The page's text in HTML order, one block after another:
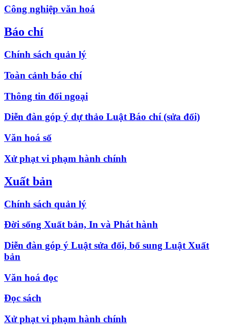
Công nghiệp văn hoá
Báo chí
Chính sách quản lý
Toàn cảnh báo chí
Thông tin đối ngoại
Diễn đàn góp ý dự thảo Luật Báo chí (sửa đổi)
Văn hoá số
Xử phạt vi phạm hành chính
Xuất bản
Chính sách quản lý
Đời sống Xuất bản, In và Phát hành
Diễn đàn góp ý Luật sửa đổi, bổ sung Luật Xuất
bản
Văn hoá đọc
Đọc sách
Xử phạt vi phạm hành chính